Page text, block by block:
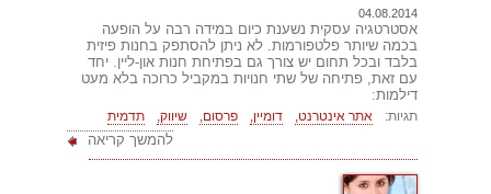
04.08.2014
אסטרטגיה עסקית נשענת כיום במידה רבה על הופעה
בכמה שיותר פלטפורמות. לא ניתן להסתפק בחנות פיזית
בלבד ובכל תחום יש צורך גם בפתיחת חנות און-ליין. יחד
עם זאת, פתיחה של שתי חנויות במקביל כרוכה בלא מעט
דילמות:
תגיות: אתר אינטרנט, דומיין, פרסום, שיווק, תדמית
להמשך קריאה